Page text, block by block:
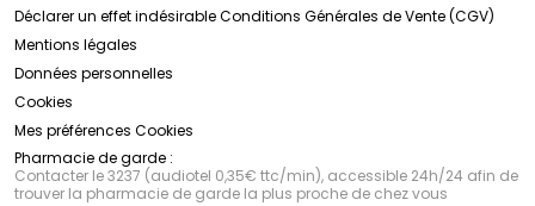
Déclarer un effet indésirableConditions Générales de Vente (CGV)
Mentions légales
Données personnelles
Cookies
Mes préférences Cookies
Pharmacie de garde :
Contacter le 3237 (audiotel 0,35€ ttc/min), accessible 24h/24 afin de
trouver la pharmacie de garde la plus proche de chez vous